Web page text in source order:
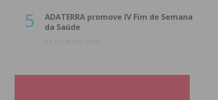
5
ADATERRA promove IV Fim de Semana
da Saúde
21 DE MAIO 2021